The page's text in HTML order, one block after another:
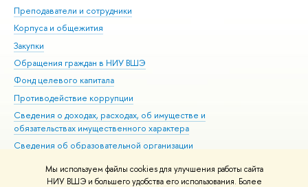
Мы используем файлы cookies для улучшения работы сайта
НИУ ВШЭ и большего удобства его использования. Более
Преподаватели и сотрудники
Корпуса и общежития
Закупки
Обращения граждан в НИУ ВШЭ
Фонд целевого капитала
Противодействие коррупции
Сведения о доходах, расходах, об имуществе и
обязательствах имущественного характера
Сведения об образовательной организации
Людям с ограниченными возможностями здоровья
Единая платежная страница